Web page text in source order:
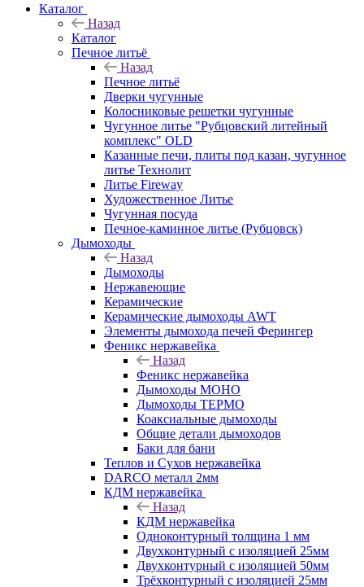
Каталог
Назад
Каталог
Печное литьё
Назад
Печное литьё
Дверки чугунные
Колосниковые решетки чугунные
Чугунное литье "Рубцовский литейный
комплекс" OLD
Казанные печи, плиты под казан, чугунное
литье Технолит
Литье Fireway
Художественное Литье
Чугунная посуда
Печное-каминное литье (Рубцовск)
Дымоходы
Назад
Дымоходы
Нержавеющие
Керамические
Керамические дымоходы AWT
Элементы дымохода печей Ферингер
Феникс нержавейка
Назад
Феникс нержавейка
Дымоходы МОНО
Дымоходы ТЕРМО
Коаксиальные дымоходы
Общие детали дымоходов
Баки для бани
Теплов и Сухов нержавейка
DARCO металл 2мм
КДМ нержавейка
Назад
КДМ нержавейка
Одноконтурный толщина 1 мм
Двухконтурный с изоляцией 25мм
Двухконтурный с изоляцией 50мм
Трёхконтурный с изоляцией 25мм